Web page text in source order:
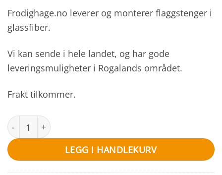
Frodighage.no leverer og monterer flaggstenger i
glassfiber.
Vi kan sende i hele landet, og har gode
leveringsmuligheter i Rogalands området.
Frakt tilkommer.
Flaggstang 12 meter antall
LEGG I HANDLEKURV